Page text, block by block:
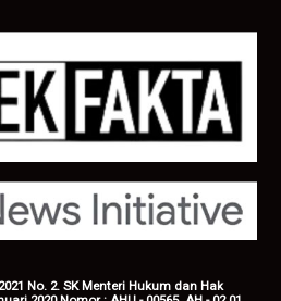
No. 2. SK Menteri Hukum dan Hak